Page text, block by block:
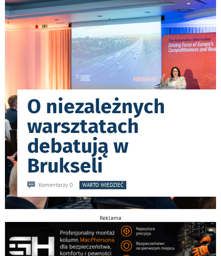
O niezależnych
warsztatach
debatują w
Brukseli
Komentarzy 0 WARTO WIEDZIEĆ
Reklama